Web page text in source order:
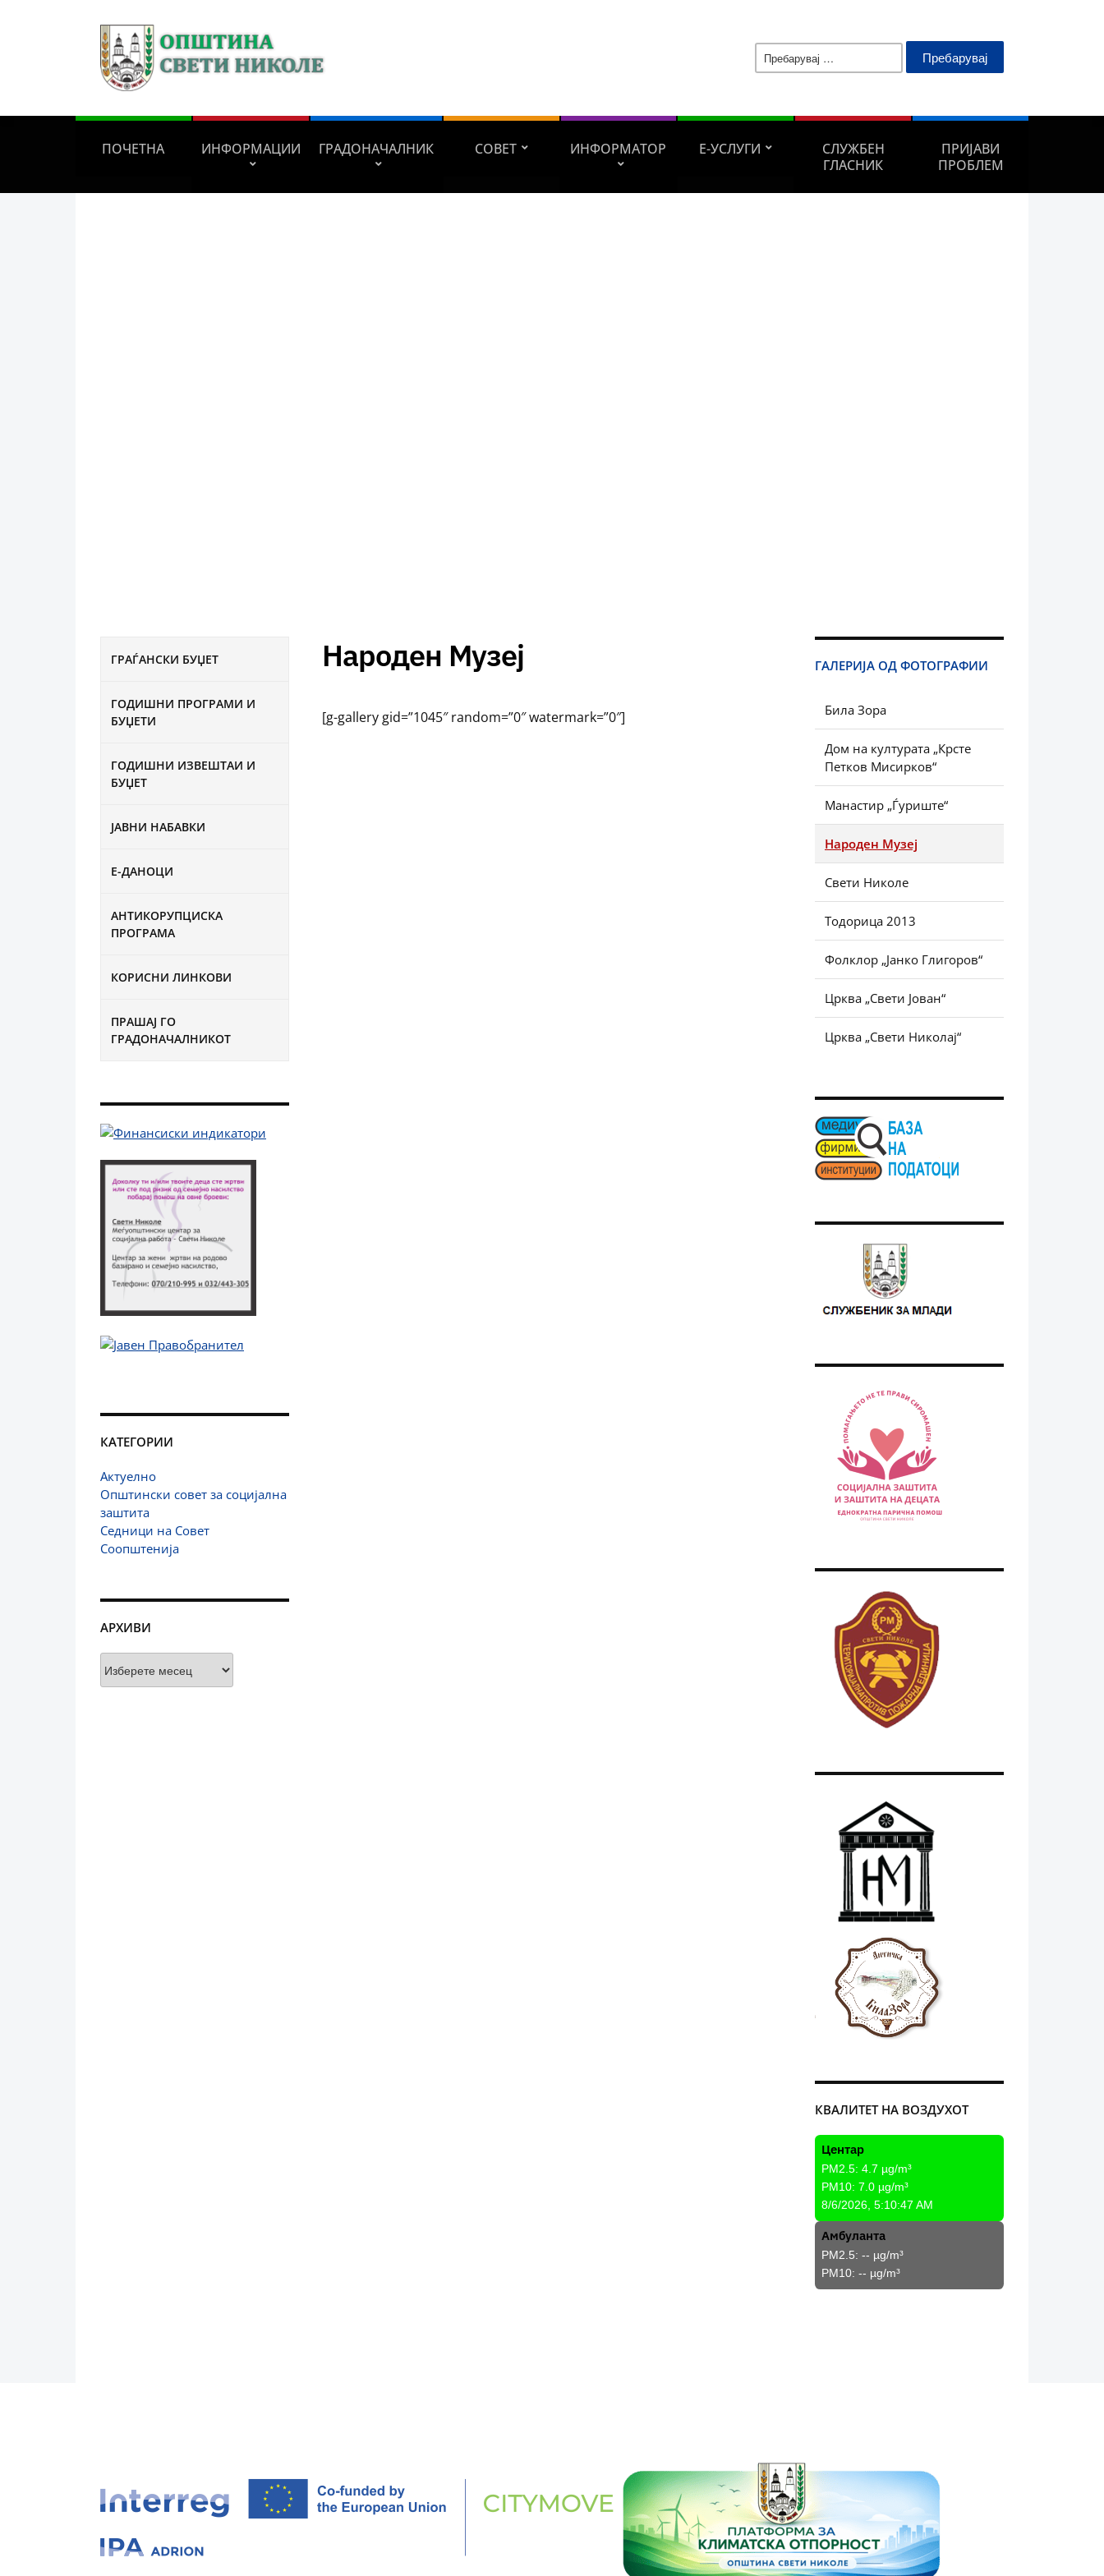
Пребарувај
ПОЧЕТНА ИНФОРМАЦИИ ГРАДОНАЧАЛНИК СОВЕТ ИНФОРМАТОР Е-УСЛУГИ
СЛУЖБЕН
ГЛАСНИК
ПРИЈАВИ
ПРОБЛЕМ
ГРАЃАНСКИ БУЏЕТ
ГОДИШНИ ПРОГРАМИ И
БУЏЕТИ
ГОДИШНИ ИЗВЕШТАИ И
БУЏЕТ
ЈАВНИ НАБАВКИ
Е-ДАНОЦИ
АНТИКОРУПЦИСКА
ПРОГРАМА
КОРИСНИ ЛИНКОВИ
ПРАШАЈ ГО
ГРАДОНАЧАЛНИКОТ
КАТЕГОРИИ
Актуелно
Општински совет за социјална
заштита
Седници на Совет
Соопштенија
АРХИВИ
Народен Музеј
[g-gallery gid=”1045″ random=”0″ watermark=”0″]
ГАЛЕРИЈА ОД ФОТОГРАФИИ
Била Зора
Дом на културата „Крсте
Петков Мисирков“
Манастир „Ѓуриште“
Народен Музеј
Свети Николе
Тодорица 2013
Фолклор „Јанко Глигоров“
Црква „Свети Јован“
Црква „Свети Николај“
КВАЛИТЕТ НА ВОЗДУХОТ
Центар
PM2.5: 4.7 µg/m³
PM10: 7.0 µg/m³
8/6/2026, 5:10:47 AM
Амбуланта
PM2.5: -- µg/m³
PM10: -- µg/m³